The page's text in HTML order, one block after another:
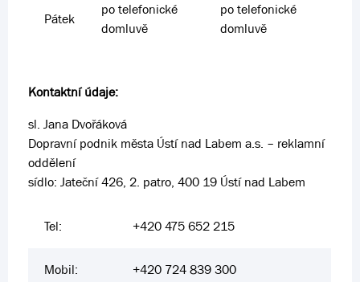
Pátek
po telefonické
domluvě
po telefonické
domluvě
Kontaktní údaje:
sl. Jana Dvořáková
Dopravní podnik města Ústí nad Labem a.s. – reklamní
oddělení
sídlo: Jateční 426, 2. patro, 400 19 Ústí nad Labem
Tel: +420 475 652 215
Mobil: +420 724 839 300